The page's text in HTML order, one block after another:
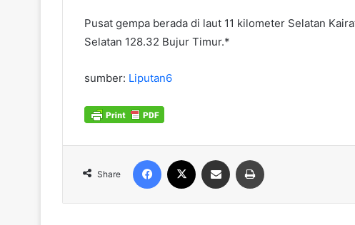
Pusat gempa berada di laut 11 kilometer Selatan
Selatan 128.32 Bujur Timur.*
sumber: Liputan6
Share
Facebook Share via Email